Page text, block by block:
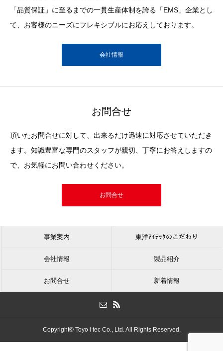
「品質保証」に至るまでの一貫生産体制を誇る「EMS」企業とし
て、お客様のニーズにフレキシブルにお応えしております。
会社情報
お問合せ
頂いたお問合せに対して、出来るだけ迅速に対応させていただき
ます。知識豊富な専門のスタッフが親切、丁寧にお答えしますの
で、お気軽にお問い合わせください。
お問合せ
事業案内 東洋ｱｲﾃｯｸのこだわり
会社情報 製品紹介
お問合せ 新着情報
Copyright© Toyo i tec Co., Ltd. All Rights Reserved.